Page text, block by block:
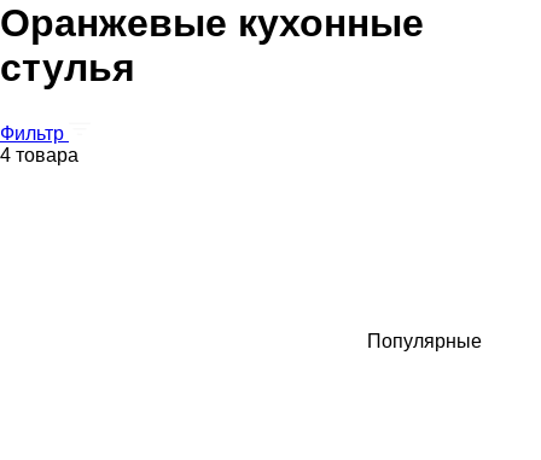
Оранжевые кухонные
стулья
Фильтр
4 товара
Популярные